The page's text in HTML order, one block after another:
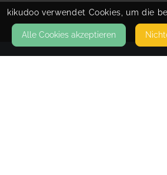
kikudoo verwendet Cookies, um die
Alle Cookies akzeptieren